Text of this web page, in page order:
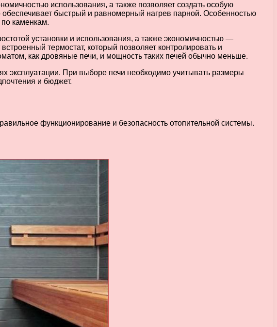
использования, а также позволяет создать особую
быстрый и равномерный нагрев парной. Особенностью
по каменкам.
установки и использования, а также экономичностью —
термостат, который позволяет контролировать и
как дровяные печи, и мощность таких печей обычно меньше.
эксплуатации. При выборе печи необходимо учитывать размеры
и бюджет.
функционирование и безопасность отопительной системы.